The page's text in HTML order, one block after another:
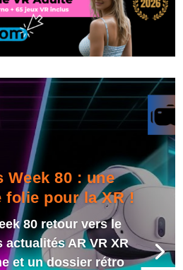
Week 80 : une
folie pour la XR !
80 retour vers le
actualités AR VR XR
et un dossier rétro